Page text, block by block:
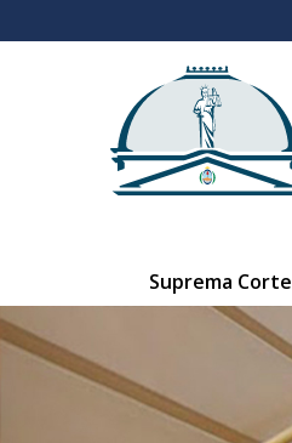
Suprema Corte